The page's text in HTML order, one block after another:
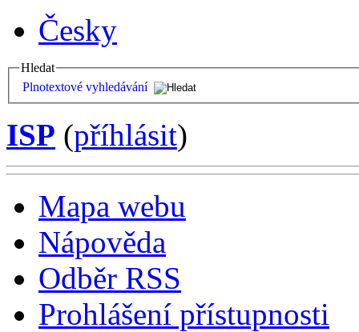
Česky
Hledat
Plnotextové vyhledávání
ISP (příhlásit)
Mapa webu
Nápověda
Odběr RSS
Prohlášení přístupnosti